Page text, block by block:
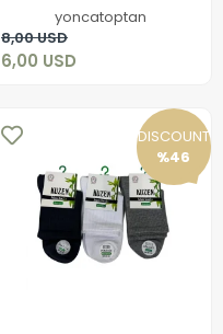
yoncatoptan
8,00 USD
6,00 USD
Add to cart
DISCOUNT
%46